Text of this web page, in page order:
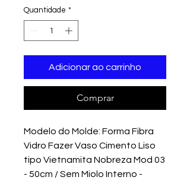
Quantidade *
Adicionar ao carrinho
Comprar
Modelo do Molde: Forma Fibra
Vidro Fazer Vaso Cimento Liso
tipo Vietnamita Nobreza Mod 03
- 50cm / Sem Miolo Interno -